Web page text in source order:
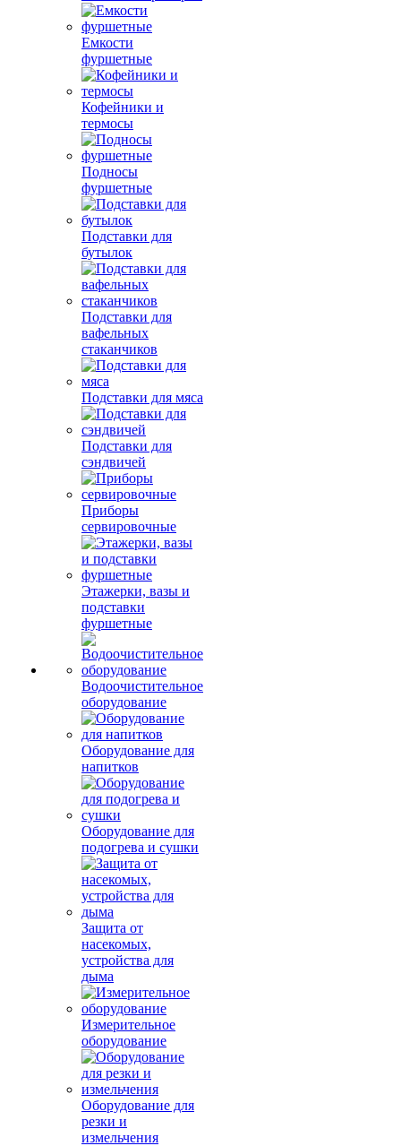
Емкости
фуршетные
Кофейники и
термосы
Подносы
фуршетные
Подставки для
бутылок
Подставки для
вафельных
стаканчиков
Подставки для мяса
Подставки для
сэндвичей
Приборы
сервировочные
Этажерки, вазы и
подставки
фуршетные
Водоочистительное
оборудование
Оборудование для
напитков
Оборудование для
подогрева и сушки
Защита от
насекомых,
устройства для
дыма
Измерительное
оборудование
Оборудование для
резки и
измельчения